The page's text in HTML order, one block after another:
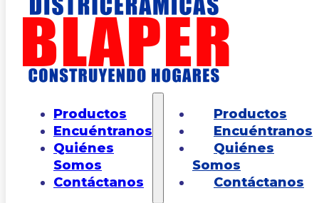
Productos
Encuéntranos
Quiénes
Somos
Contáctanos
Productos
Encuéntranos
Quiénes
Somos
Contáctanos
Inicio/Shop/PAREDES PARED LISA/Pared
Castilla Arena Caras Diferenciadas 30 X 60
🔍